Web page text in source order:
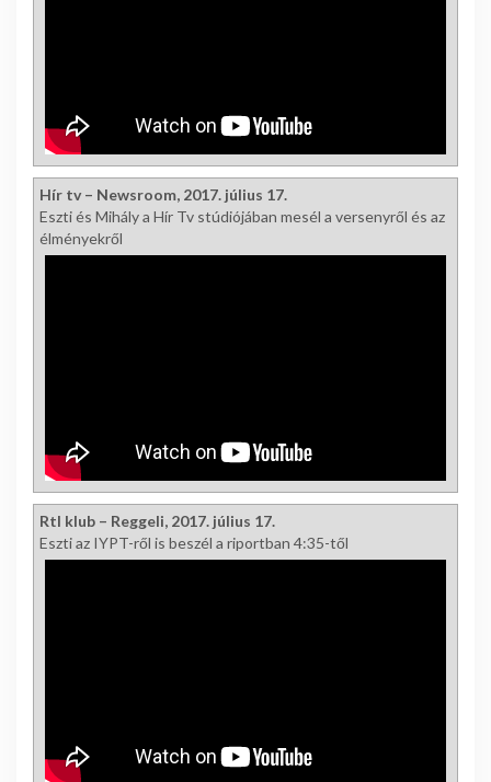
Hír tv – Newsroom, 2017. július 17.
Eszti és Mihály a Hír Tv stúdiójában mesél a versenyről és az
élményekről
Rtl klub – Reggeli, 2017. július 17.
Eszti az IYPT-ről is beszél a riportban 4:35-től